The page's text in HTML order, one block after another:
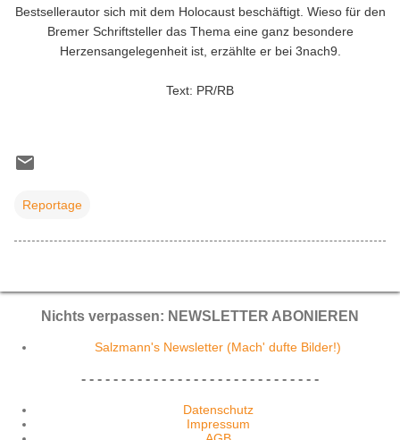
Bestsellerautor sich mit dem Holocaust beschäftigt. Wieso für den
Bremer Schriftsteller das Thema eine ganz besondere
Herzensangelegenheit ist, erzählte er bei 3nach9.
Text: PR/RB
Reportage
Nichts verpassen: NEWSLETTER ABONIEREN
Salzmann's Newsletter (Mach' dufte Bilder!)
- - - - - - - - - - - - - - - - - - - - - - - - - - - - - -
Datenschutz
Impressum